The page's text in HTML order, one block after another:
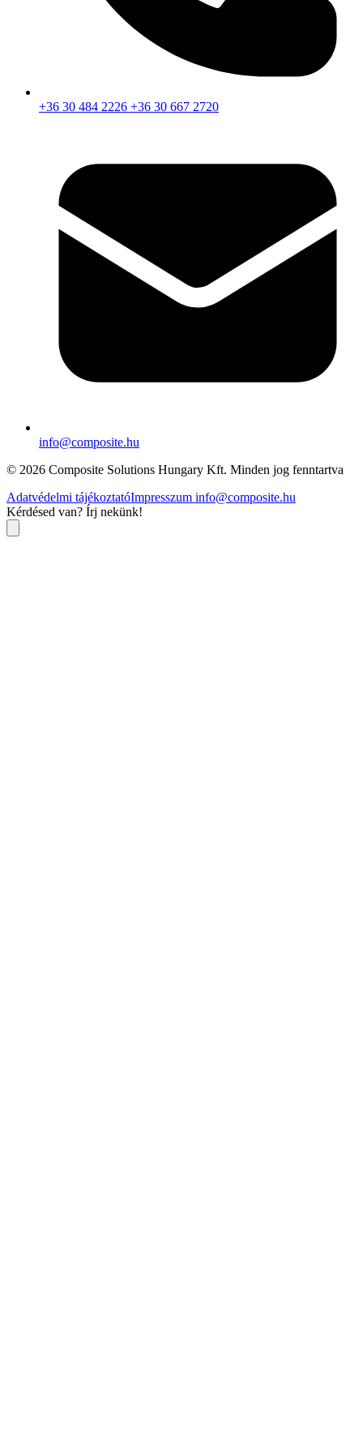
+36 30 484 2226 +36 30 667 2720
info@composite.hu
© 2026 Composite Solutions Hungary Kft. Minden jog fenntartva
Adatvédelmi tájékoztatóImpresszum info@composite.hu